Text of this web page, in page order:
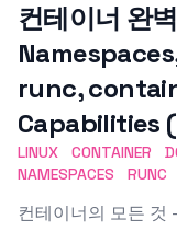
컨테이너 완
runc,
Capabilities
LINUX CONTAINER
NAMESPACES
RUNC
컨테이너의 모든